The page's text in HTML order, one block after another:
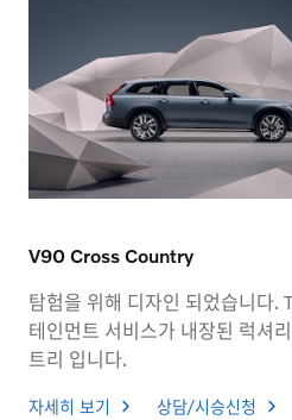
V90 Cross Country
탐험을 위해 디자인 되었습니다.
테인먼트 서비스가 내장된 럭셔
트리 입니다.
자세히 보기 상담/시승신청